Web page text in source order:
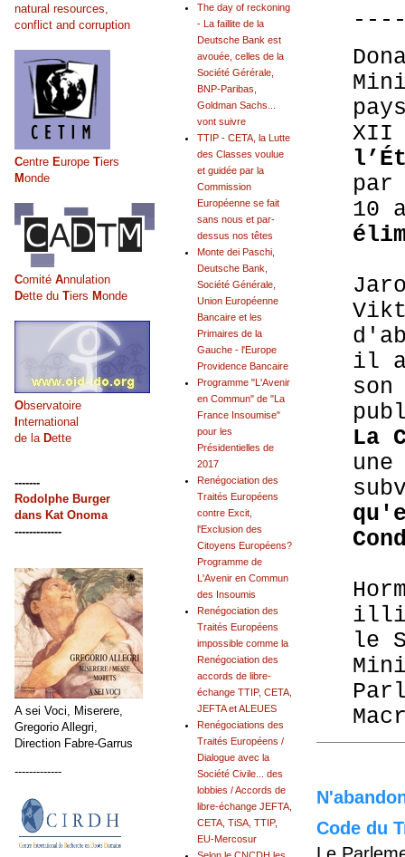
XII
par
10
il a
La
le
Code du
Le
The day of reckoning
- La faillite de la
Deutsche Bank est
avouée, celles de la
Société Gérérale,
BNP-Paribas,
Goldman Sachs...
vont suivre
TTIP - CETA, la Lutte
des Classes voulue
et guidée par la
Commission
Européenne se fait
sans nous et par-
dessus nos têtes
Monte dei Paschi,
Deutsche Bank,
Société Générale,
Union Européenne
Bancaire et les
Primaires de la
Gauche - l'Europe
Providence Bancaire
Programme "L'Avenir
en Commun" de "La
France Insoumise"
pour les
Présidentielles de
2017
Renégociation des
Traités Européens
contre Excit,
l'Exclusion des
Citoyens Européens?
Programme de
L'Avenir en Commun
des Insoumis
Renégociation des
Traités Européens
impossible comme la
Renégociation des
accords de libre-
échange TTIP, CETA,
JEFTA et ALEUES
Renégociations des
Traités Européens /
Dialogue avec la
Société Civile... des
lobbies / Accords de
libre-échange JEFTA,
CETA, TiSA, TTIP,
EU-Mercosur
natural resources,
conflict and corruption
Centre Europe Tiers
Monde
Comité Annulation
Dette du Tiers Monde
Observatoire
International
de la Dette
-------
Rodolphe Burger
dans Kat Onoma
-------------
A sei Voci, Miserere,
Gregorio Allegri,
Direction Fabre-Garrus
-------------